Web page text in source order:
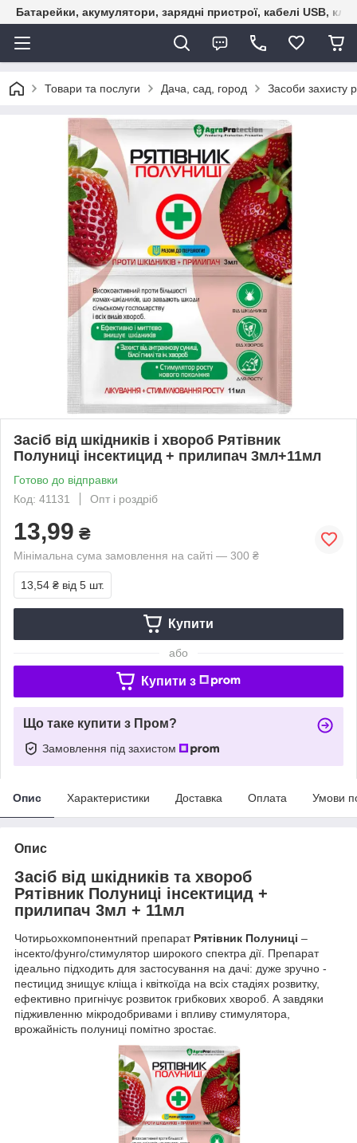
Батарейки, акумулятори, зарядні пристрої, кабелі USB,
Товари та послуги Дача, сад, город Засоби захисту
Засіб від шкідників і хвороб Рятівник
Полуниці інсектицид + прилипач 3мл+11мл
Готово до відправки
Код: 41131
Опт і роздріб
13,99 ₴
Мінімальна сума замовлення на сайті — 300 ₴
13,54 ₴ від 5 шт.
Купити
або
Купити з
Що таке купити з Пром?
Замовлення під захистом
Опис Характеристики Доставка Оплата Умови
Опис
Засіб від шкідників та хвороб
Рятівник Полуниці інсектицид +
прилипач 3мл + 11мл
Чотирьохкомпонентний препарат Рятівник Полуниці –
інсекто/фунго/стимулятор широкого спектра дії. Препарат
ідеально підходить для застосування на дачі: дуже зручно -
пестицид знищує кліща і квіткоїда на всіх стадіях розвитку,
ефективно пригнічує розвиток грибкових хвороб. А завдяки
підживленню мікродобривами і впливу стимулятора,
врожайність полуниці помітно зростає.